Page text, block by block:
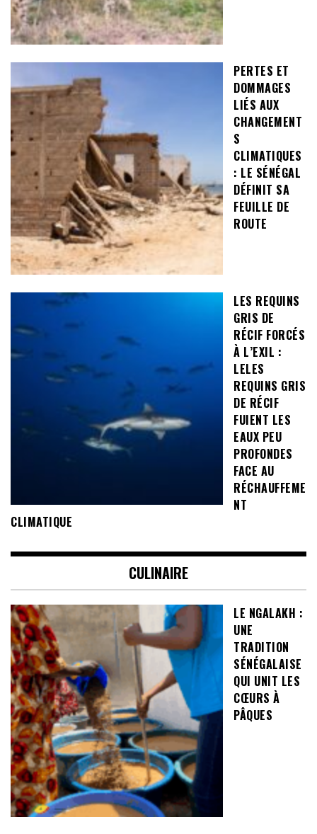
PERTES ET
DOMMAGES
LIÉS AUX
CHANGEMENT
S
CLIMATIQUES
: LE SÉNÉGAL
DÉFINIT SA
FEUILLE DE
ROUTE
LES REQUINS
GRIS DE
RÉCIF FORCÉS
À L’EXIL :
LELES
REQUINS GRIS
DE RÉCIF
FUIENT LES
EAUX PEU
PROFONDES
FACE AU
RÉCHAUFFEME
NT
CLIMATIQUE
CULINAIRE
LE NGALAKH :
UNE
TRADITION
SÉNÉGALAISE
QUI UNIT LES
CŒURS À
PÂQUES